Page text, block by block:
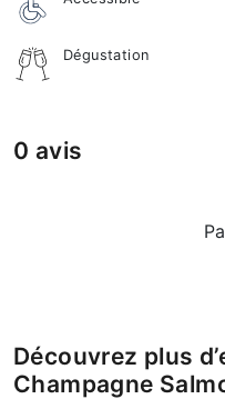
Dégustation
0 avis
Découvrez plus
Champagne